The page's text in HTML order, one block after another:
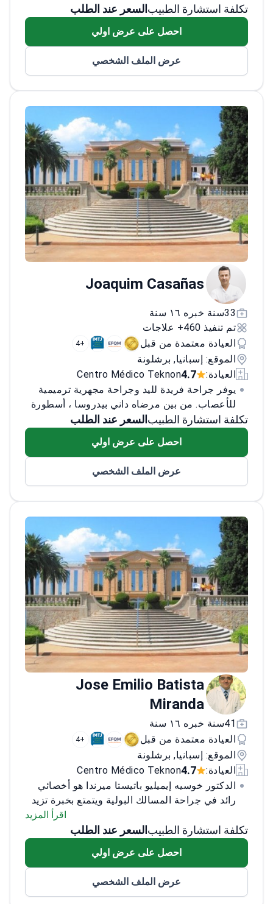
مدريد ، المكسيك دي إف ، وعيادة روبر مدريد ،
الدكتور جرانادو تياغونس متخصص في جراحة
والترميمية ، وهو حاصل على شهادة في الطب
التجميلية والترميمية.
تكلفة استشارة الطبيب السعر عند الطلب
احصل على عرض اولي
عرض الملف الشخصي
Joaquim Casañas
33سنة خبره ١٦ سنة
تم تنفيذ 460+ علاجات
العيادة معتمدة من قبل
+4
الموقع: إسبانيا, برشلونة
العيادة:
4.7
Centro Médico Teknon
يوفر جراحة فريدة لليد وجراحة مجهرية ترميمية
للأعصاب. من بين مرضاه داني بيدروسا ، أسطورة
الدراجات النارية الإسبانية
تكلفة استشارة الطبيب السعر عند الطلب
احصل على عرض اولي
عرض الملف الشخصي
Jose Emilio Batista
Miranda
41سنة خبره ١٦ سنة
العيادة معتمدة من قبل
+4
الموقع: إسبانيا, برشلونة
العيادة:
4.7
Centro Médico Teknon
الدكتور خوسيه إيميليو باتيستا ميرندا هو أخصائي
رائد في جراحة المسالك البولية ويتمتع بخبرة تزيد
عن 25 عامًا. يشتهر بمهارته في عمليات الختان
للبالغين، واستئصال الأسهر، وسلس البول،
ويُعرف أيضًا بريادته في تقنية تبخير البروستاتا
استئصال الكلية، والموجات فوق الصوتية المركزة
اقرأ المزيد
تكلفة استشارة الطبيب السعر عند الطلب
احصل على عرض اولي
عرض الملف الشخصي